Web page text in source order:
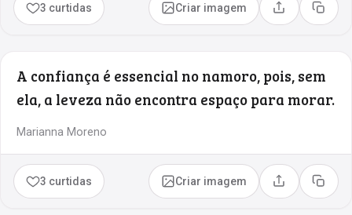
3 curtidas Criar imagem Compartilhar
Copiar
A confiança é essencial no namoro, pois, sem
ela, a leveza não encontra espaço para morar.
Marianna Moreno
3 curtidas Criar imagem Compartilhar
Copiar